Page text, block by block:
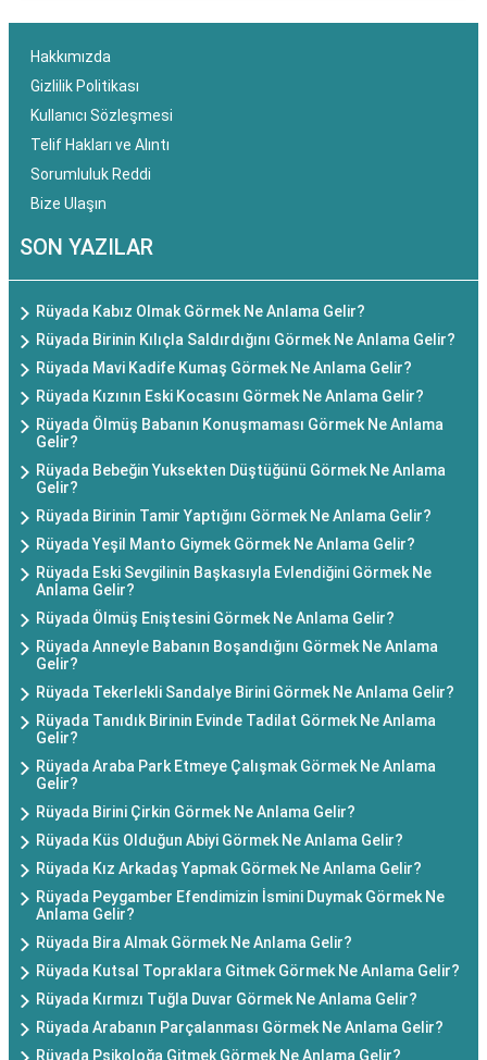
Hakkımızda
Gizlilik Politikası
Kullanıcı Sözleşmesi
Telif Hakları ve Alıntı
Sorumluluk Reddi
Bize Ulaşın
SON YAZILAR
Rüyada Kabız Olmak Görmek Ne Anlama Gelir?
Rüyada Birinin Kılıçla Saldırdığını Görmek Ne Anlama Gelir?
Rüyada Mavi Kadife Kumaş Görmek Ne Anlama Gelir?
Rüyada Kızının Eski Kocasını Görmek Ne Anlama Gelir?
Rüyada Ölmüş Babanın Konuşmaması Görmek Ne Anlama
Gelir?
Rüyada Bebeğin Yuksekten Düştüğünü Görmek Ne Anlama
Gelir?
Rüyada Birinin Tamir Yaptığını Görmek Ne Anlama Gelir?
Rüyada Yeşil Manto Giymek Görmek Ne Anlama Gelir?
Rüyada Eski Sevgilinin Başkasıyla Evlendiğini Görmek Ne
Anlama Gelir?
Rüyada Ölmüş Eniştesini Görmek Ne Anlama Gelir?
Rüyada Anneyle Babanın Boşandığını Görmek Ne Anlama
Gelir?
Rüyada Tekerlekli Sandalye Birini Görmek Ne Anlama Gelir?
Rüyada Tanıdık Birinin Evinde Tadilat Görmek Ne Anlama
Gelir?
Rüyada Araba Park Etmeye Çalışmak Görmek Ne Anlama
Gelir?
Rüyada Birini Çirkin Görmek Ne Anlama Gelir?
Rüyada Küs Olduğun Abiyi Görmek Ne Anlama Gelir?
Rüyada Kız Arkadaş Yapmak Görmek Ne Anlama Gelir?
Rüyada Peygamber Efendimizin İsmini Duymak Görmek Ne
Anlama Gelir?
Rüyada Bira Almak Görmek Ne Anlama Gelir?
Rüyada Kutsal Topraklara Gitmek Görmek Ne Anlama Gelir?
Rüyada Kırmızı Tuğla Duvar Görmek Ne Anlama Gelir?
Rüyada Arabanın Parçalanması Görmek Ne Anlama Gelir?
Rüyada Psikoloğa Gitmek Görmek Ne Anlama Gelir?